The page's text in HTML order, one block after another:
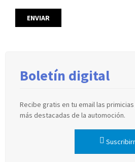
Boletín digital
Recibe gratis en tu email las
más destacadas de la automoción.